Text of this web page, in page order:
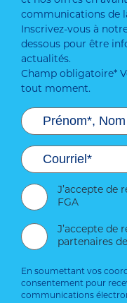
communications de
Inscrivez-vous à
dessous pour être
actualités.
Champ obligatoire*
tout moment.
J’accepte de
FGA
J’accepte de
partenaires
En soumettant vos
consentement pour
communications